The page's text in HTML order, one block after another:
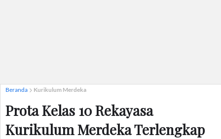
Beranda Kurikulum Merdeka
Prota Kelas 10 Rekayasa
Kurikulum Merdeka Terlengkap